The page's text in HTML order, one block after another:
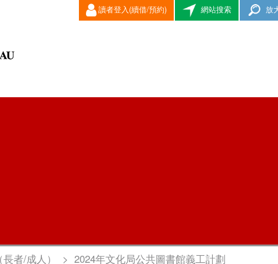
讀者登入(續借/預約) 網站搜索 放
者/成人） > 2024年文化局公共圖書館義工計劃